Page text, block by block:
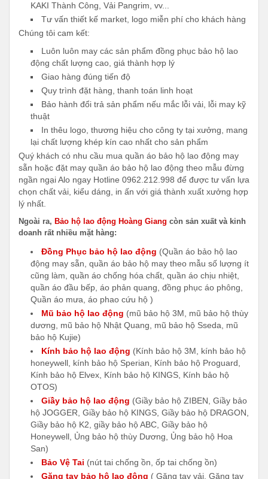
KAKI Thành Công, Vải Pangrim, vv...
Tư vấn thiết kế market, logo miễn phí cho khách hàng
Chúng tôi cam kết:
Luôn luôn may các sản phẩm đồng phục bảo hộ lao
động chất lượng cao, giá thành hợp lý
Giao hàng đúng tiến độ
Quy trình đặt hàng, thanh toán linh hoạt
Bảo hành đổi trả sản phẩm nếu mắc lỗi vải, lỗi may kỹ
thuật
In thêu logo, thương hiệu cho công ty tại xưởng, mang
lại chất lượng khép kín cao nhất cho sản phẩm
Quý khách có nhu cầu mua quần áo bảo hộ lao động may
sẵn hoặc đặt may quần áo bảo hộ lao động theo mẫu đừng
ngần ngại Alo ngay Hotline 0962.212.998 để được tư vấn lựa
chọn chất vải, kiểu dáng, in ấn với giá thành xuất xưởng hợp
lý nhất.
Ngoài ra, Bảo hộ lao động Hoàng Giang còn sản xuất và kinh
doanh rất nhiều mặt hàng:
Đồng Phục bảo hộ lao động (Quần áo bảo hộ lao
động may sẵn, quần áo bảo hộ may theo mẫu số lượng ít
cũng làm, quần áo chống hóa chất, quần áo chịu nhiệt,
quần áo đầu bếp, áo phản quang, đồng phục áo phông,
Quần áo mưa, áo phao cứu hộ )
Mũ bảo hộ lao động (mũ bảo hộ 3M, mũ bảo hộ thùy
dương, mũ bảo hộ Nhật Quang, mũ bảo hộ Sseda, mũ
bảo hộ Kujie)
Kính bảo hộ lao động (Kính bảo hộ 3M, kính bảo hộ
honeywell, kính bảo hộ Sperian, Kính bảo hộ Proguard,
Kính bảo hộ Elvex, Kính bảo hộ KINGS, Kính bảo hộ
OTOS)
Giầy bảo hộ lao động (Giầy bảo hộ ZIBEN, Giầy bảo
hộ JOGGER, Giầy bảo hộ KINGS, Giầy bảo hộ DRAGON,
Giầy bảo hộ K2, giầy bảo hộ ABC, Giầy bảo hộ
Honeywell, Ủng bảo hộ thùy Dương, Ủng bảo hộ Hoa
San)
Bảo Vệ Tai (nút tai chống ồn, ốp tai chống ồn)
Găng tay bảo hộ lao động ( Găng tay vải, Găng tay